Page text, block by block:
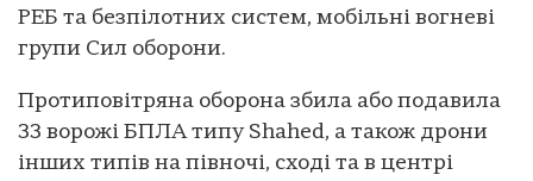
РЕБ та безпілотних систем, мобільні вогневі
групи Сил оборони.
Протиповітряна оборона збила або подавила
33 ворожі БПЛА типу Shahed, а також дрони
інших типів на півночі, сході та в центрі